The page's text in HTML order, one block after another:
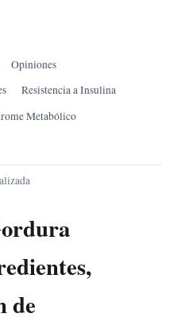
Opiniones
Resistencia a Insulina
Metabólico
de